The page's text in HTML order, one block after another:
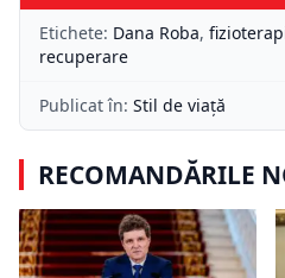
Etichete: Dana Roba,
recuperare
Publicat în: Stil de viață
RECOMANDĂRILE